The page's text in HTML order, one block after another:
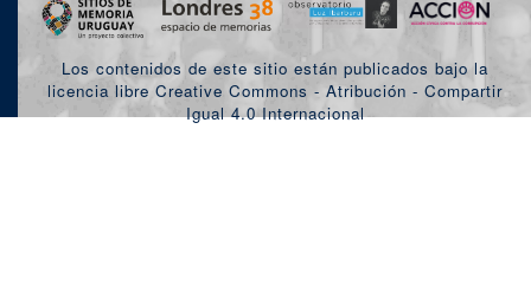
Los contenidos de este sitio están publicados bajo la
licencia libre Creative Commons - Atribución - Compartir
Igual 4.0 Internacional